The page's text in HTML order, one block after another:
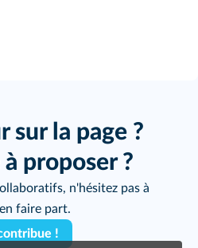
sur la page ?
proposer ?
n'hésitez pas à
faire part.
!